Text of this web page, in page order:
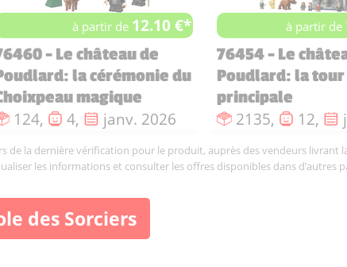
à partir de 12.10 €*
- Le château de
la cérémonie du
magique
Nombre de pièces :
124, Nombre de figurines :
4, Date de sortie :
janv. 2026
à partir de
76454 - Le
Poudlard: la tour
principale
Nombre de
2135, 12,
la dernière vérification pour le produit, auprès des vendeurs livrant
les informations et consulter les offres disponibles dans d’autres
des Sorciers